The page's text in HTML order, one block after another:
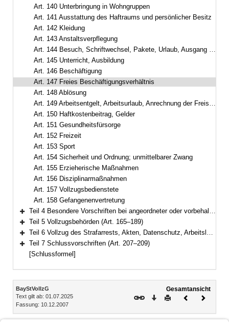
Art. 140 Unterbringung in Wohngruppen
Art. 141 Ausstattung des Haftraums und persönlicher Besitz
Art. 142 Kleidung
Art. 143 Anstaltsverpflegung
Art. 144 Besuch, Schriftwechsel, Pakete, Urlaub, Ausgang und Ausführung aus wichtigem Anlass
Art. 145 Unterricht, Ausbildung
Art. 146 Beschäftigung
Art. 147 Freies Beschäftigungsverhältnis
Art. 148 Ablösung
Art. 149 Arbeitsentgelt, Arbeitsurlaub, Anrechnung der Freistellung auf den Entlassungszeitpunkt, Ausbildungsbeihilfe, Taschengeld
Art. 150 Haftkostenbeitrag, Gelder
Art. 151 Gesundheitsfürsorge
Art. 152 Freizeit
Art. 153 Sport
Art. 154 Sicherheit und Ordnung; unmittelbarer Zwang
Art. 155 Erzieherische Maßnahmen
Art. 156 Disziplinarmaßnahmen
Art. 157 Vollzugsbedienstete
Art. 158 Gefangenenvertretung
Bereich erweitern
Teil 4 Besondere Vorschriften bei angeordneter oder vorbehaltener Sicherungsverwahrung (Art. 159–164)
Bereich erweitern
Teil 5 Vollzugsbehörden (Art. 165–189)
Bereich erweitern
Teil 6 Vollzug des Strafarrests, Akten, Datenschutz, Arbeitslosenversicherung (Art. 190–206)
Bereich erweitern
Teil 7 Schlussvorschriften (Art. 207–209)
[Schlussformel]
Inhalt
BayStVollzG
Text gilt ab: 01.07.2025
Fassung: 10.12.2007
Gesamtansicht
Download
DruckenVorheriges